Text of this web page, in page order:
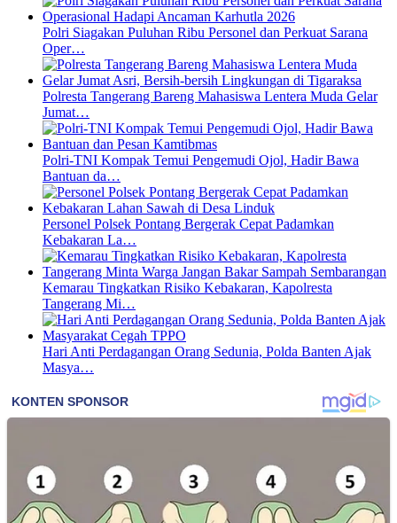
Polri Siagakan Puluhan Ribu Personel dan Perkuat Sarana
Oper…
Polresta Tangerang Bareng Mahasiswa Lentera Muda Gelar
Jumat…
Polri-TNI Kompak Temui Pengemudi Ojol, Hadir Bawa
Bantuan da…
Personel Polsek Pontang Bergerak Cepat Padamkan
Kebakaran La…
Kemarau Tingkatkan Risiko Kebakaran, Kapolresta
Tangerang Mi…
Hari Anti Perdagangan Orang Sedunia, Polda Banten Ajak
Masya…